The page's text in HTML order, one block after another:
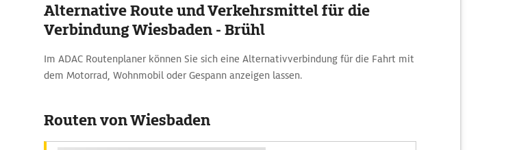
Alternative Route und Verkehrsmittel für die
Verbindung Wiesbaden - Brühl
Im ADAC Routenplaner können Sie sich eine Alternativverbindung für die Fahrt mit
dem Motorrad, Wohnmobil oder Gespann anzeigen lassen.
Routen von Wiesbaden